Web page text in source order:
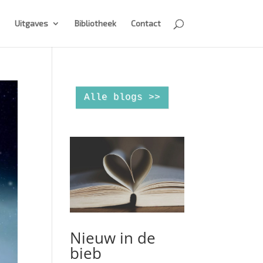
Uitgaves Bibliotheek Contact
Alle blogs >>
Nieuw in de
bieb